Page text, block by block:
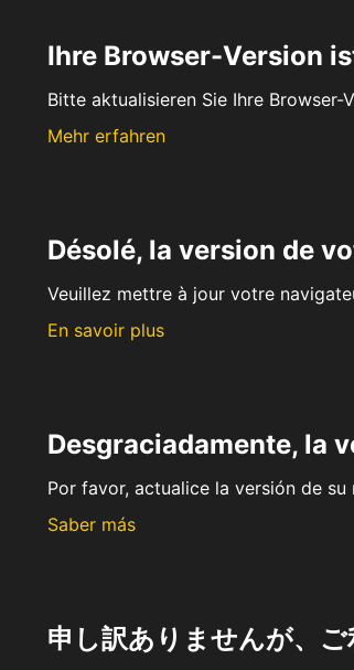
Ihre Browser-Version
Bitte aktualisieren Sie Ihre
Mehr erfahren
Désolé, la version de
Veuillez mettre à jour votre
En savoir plus
Desgraciadamente, la
Por favor, actualice la versión de
Saber más
申し訳ありませんが、